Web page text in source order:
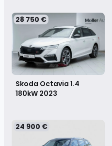
28 750 €
Skoda Octavia 1.4
180kW 2023
24 900 €